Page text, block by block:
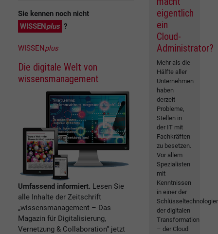
Sie kennen noch nicht
WISSENplus ?
WISSENplus
Die digitale Welt von
wissensmanagement
Umfassend informiert. Lesen Sie
alle Inhalte der Zeitschrift
„wissensmanagement – Das
Magazin für Digitalisierung,
Vernetzung & Collaboration“ jetzt
eigentlich
ein
Cloud-
Administrator?
Mehr als die
Hälfte aller
Unternehmen
haben
derzeit
Probleme,
Stellen in
der IT mit
Fachkräften
zu besetzen.
Vor allem
Spezialisten
mit
Kenntnissen
in einer der
der digitalen
Transformation
– der Cloud